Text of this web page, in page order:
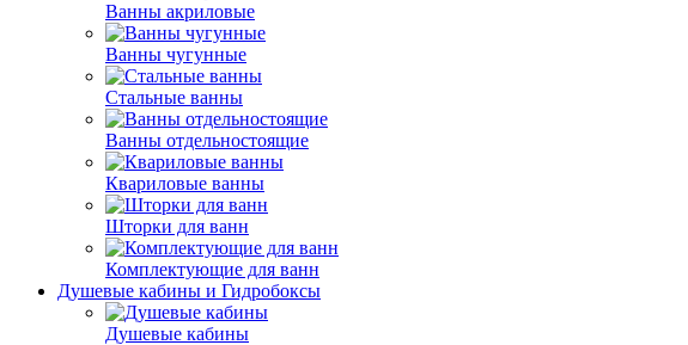
Ванны акриловые
Ванны чугунные
Стальные ванны
Ванны отдельностоящие
Квариловые ванны
Шторки для ванн
Комплектующие для ванн
Душевые кабины и Гидробоксы
Душевые кабины